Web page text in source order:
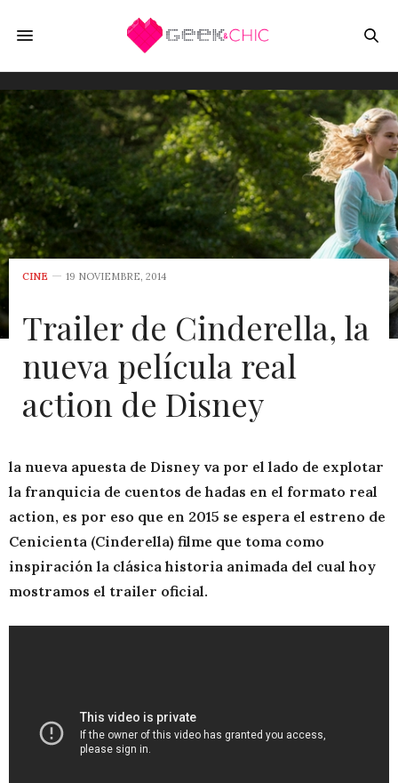
CINE 19 NOVIEMBRE, 2014
Trailer de Cinderella, la
nueva película real
action de Disney
la nueva apuesta de Disney va por el lado de explotar
la franquicia de cuentos de hadas en el formato real
action, es por eso que en 2015 se espera el estreno de
Cenicienta (Cinderella) filme que toma como
inspiración la clásica historia animada del cual hoy
mostramos el trailer oficial.